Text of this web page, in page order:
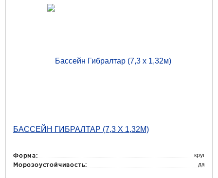
БАССЕЙН ГИБРАЛТАР (7,3 Х 1,32М)
Форма: круг
Морозоустойчивость: да